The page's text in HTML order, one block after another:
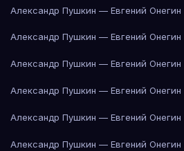
Александр Пушкин — Евгений Онегин
Александр Пушкин — Евгений Онегин
Александр Пушкин — Евгений Онегин
Александр Пушкин — Евгений Онегин
Александр Пушкин — Евгений Онегин
Александр Пушкин — Евгений Онегин